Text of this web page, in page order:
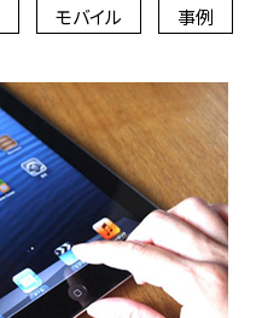
モバイル 事例